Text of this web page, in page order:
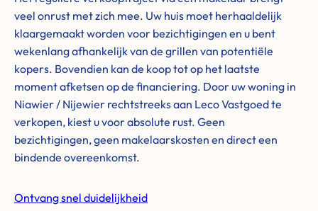
veel onrust met zich mee. Uw huis moet herhaaldelijk
klaargemaakt worden voor bezichtigingen en u bent
wekenlang afhankelijk van de grillen van potentiële
kopers. Bovendien kan de koop tot op het laatste
moment afketsen op de financiering. Door uw woning in
Niawier / Nijewier rechtstreeks aan Leco Vastgoed te
verkopen, kiest u voor absolute rust. Geen
bezichtigingen, geen makelaarskosten en direct een
bindende overeenkomst.
Ontvang snel duidelijkheid